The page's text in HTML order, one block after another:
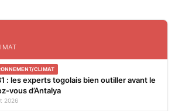
CLIMAT
: les experts togolais bien outiller avant le
vous d’Antalya
2026